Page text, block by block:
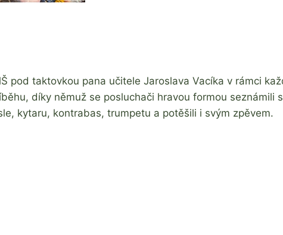
pod taktovkou pana učitele Jaroslava Vacíka v rámci
díky němuž se posluchači hravou formou seznámili
kytaru, kontrabas, trumpetu a potěšili i svým zpěvem.